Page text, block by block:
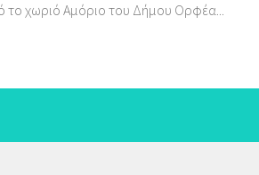
το χωριό Αμόριο του Δήμου Ορφέα...